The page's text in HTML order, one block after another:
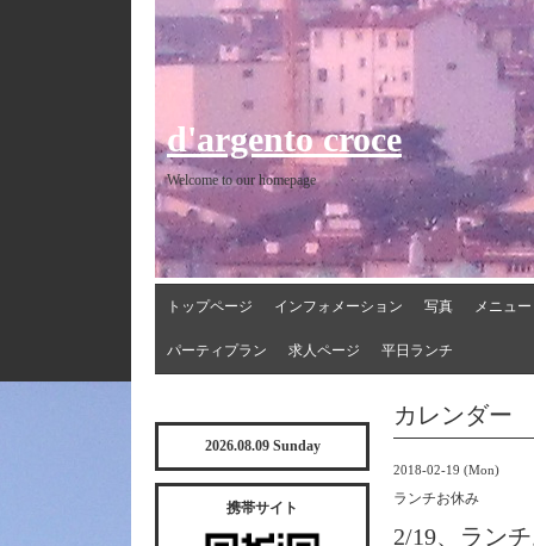
d'argento croce
Welcome to our homepage
トップページ インフォメーション 写真 メニュー
パーティプラン 求人ページ 平日ランチ
カレンダー
2018-02-19 (Mon)
ランチお休み
2/19、ラン
2026.08.09 Sunday
携帯サイト